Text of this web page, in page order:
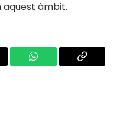
aquest àmbit.
WhatsApp Copy